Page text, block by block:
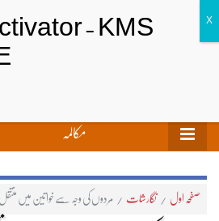
مکالمہ
صفحہ اول / نگارشات / مَردوں کی وجہ سے خواتین میں منتقل